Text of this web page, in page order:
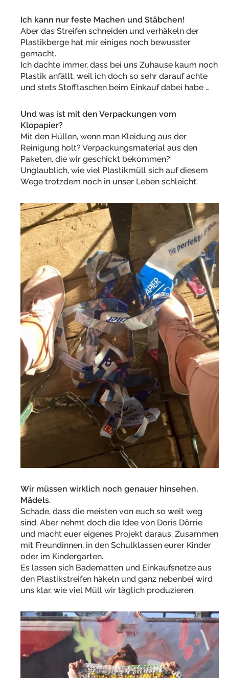
Ich kann nur feste Machen und Stäbchen!
Aber das Streifen schneiden und verhäkeln der
Plastikberge hat mir einiges noch bewusster
gemacht.
Ich dachte immer, dass bei uns Zuhause kaum noch
Plastik anfällt, weil ich doch so sehr darauf achte
und stets Stofftaschen beim Einkauf dabei habe …
Und was ist mit den Verpackungen vom
Klopapier?
Mit den Hüllen, wenn man Kleidung aus der
Reinigung holt? Verpackungsmaterial aus den
Paketen, die wir geschickt bekommen?
Unglaublich, wie viel Plastikmüll sich auf diesem
Wege trotzdem noch in unser Leben schleicht.
Wir müssen wirklich noch genauer hinsehen,
Mädels.
Schade, dass die meisten von euch so weit weg
sind. Aber nehmt doch die Idee von Doris Dörrie
und macht euer eigenes Projekt daraus. Zusammen
mit Freundinnen, in den Schulklassen eurer Kinder
oder im Kindergarten.
Es lassen sich Badematten und Einkaufsnetze aus
den Plastikstreifen häkeln und ganz nebenbei wird
uns klar, wie viel Müll wir täglich produzieren.